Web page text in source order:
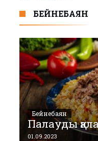
БЕЙНЕБАЯН
Бейнебаян
Палауды
01.09.2023